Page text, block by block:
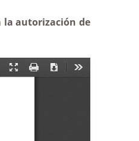
la autorización de